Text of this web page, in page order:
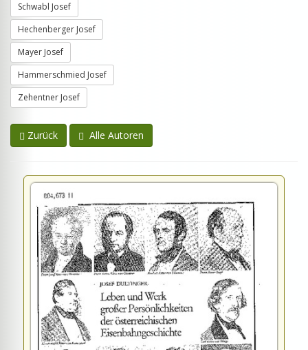
Schwabl Josef
Hechenberger Josef
Mayer Josef
Hammerschmied Josef
Zehentner Josef
Zurück Alle Autoren